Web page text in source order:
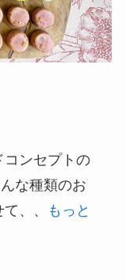
コンセプトの
な種類のお
、、
もっと